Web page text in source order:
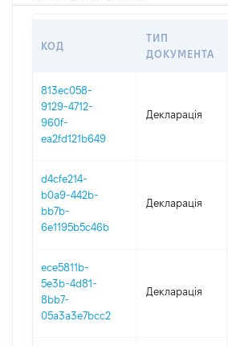
КОД
ТИП
ДОКУМЕНТА
813ec058-
9129-4712-
960f-
ea2fd121b649
Декларація
d4cfe214-
b0a9-442b-
bb7b-
6e1195b5c46b
Декларація
ece5811b-
5e3b-4d81-
8bb7-
05a3a3e7bcc2
Декларація